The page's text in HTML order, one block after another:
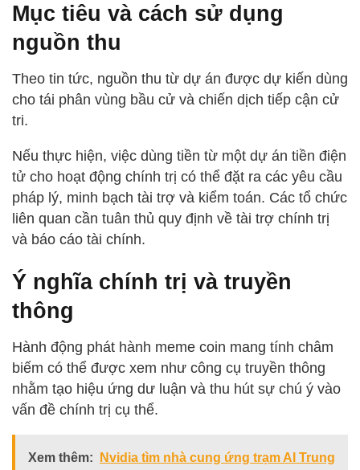
Mục tiêu và cách sử dụng
nguồn thu
Theo tin tức, nguồn thu từ dự án được dự kiến dùng
cho tái phân vùng bầu cử và chiến dịch tiếp cận cử
tri.
Nếu thực hiện, việc dùng tiền từ một dự án tiền điện
tử cho hoạt động chính trị có thể đặt ra các yêu cầu
pháp lý, minh bạch tài trợ và kiểm toán. Các tổ chức
liên quan cần tuân thủ quy định về tài trợ chính trị
và báo cáo tài chính.
Ý nghĩa chính trị và truyền
thông
Hành động phát hành meme coin mang tính châm
biếm có thể được xem như công cụ truyền thông
nhằm tạo hiệu ứng dư luận và thu hút sự chú ý vào
vấn đề chính trị cụ thể.
Xem thêm:
Nvidia tìm nhà cung ứng trạm AI Trung